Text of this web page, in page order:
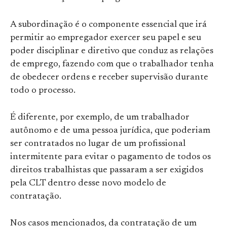
A subordinação é o componente essencial que irá
permitir ao empregador exercer seu papel e seu
poder disciplinar e diretivo que conduz as relações
de emprego, fazendo com que o trabalhador tenha
de obedecer ordens e receber supervisão durante
todo o processo.
É diferente, por exemplo, de um trabalhador
autônomo e de uma pessoa jurídica, que poderiam
ser contratados no lugar de um profissional
intermitente para evitar o pagamento de todos os
direitos trabalhistas que passaram a ser exigidos
pela CLT dentro desse novo modelo de
contratação.
Nos casos mencionados, da contratação de um